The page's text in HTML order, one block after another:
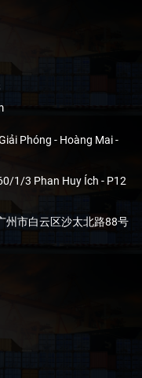
Phóng - Hoàng Mai -
1/3 Phan Huy Ích - P12
州市白云区沙太北路88号